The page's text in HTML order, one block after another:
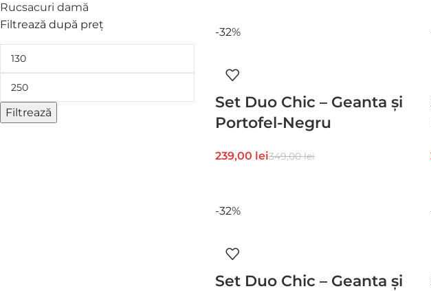
Rucsacuri damă
Filtrează după preț
Filtrează
-32%
Set Duo Chic – Geanta și
Portofel-Negru
349,00lei
239,00 lei
-32%
Set Duo Chic – Geanta și